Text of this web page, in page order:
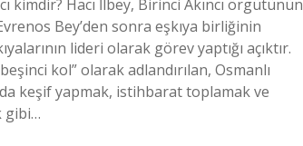
kimdir? Hacı İlbey, Birinci Akıncı örgütünün
Bey’den sonra eşkıya birliğinin
lideri olarak görev yaptığı açıktır.
kol” olarak adlandırılan, Osmanlı
keşif yapmak, istihbarat toplamak ve
gibi…